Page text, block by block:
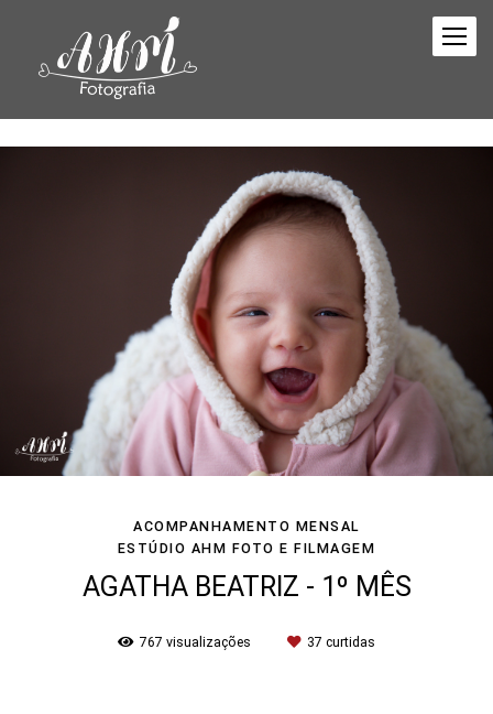
ACOMPANHAMENTO MENSAL
ESTÚDIO AHM FOTO E FILMAGEM
AGATHA BEATRIZ - 1º MÊS
767 visualizações 37 curtidas